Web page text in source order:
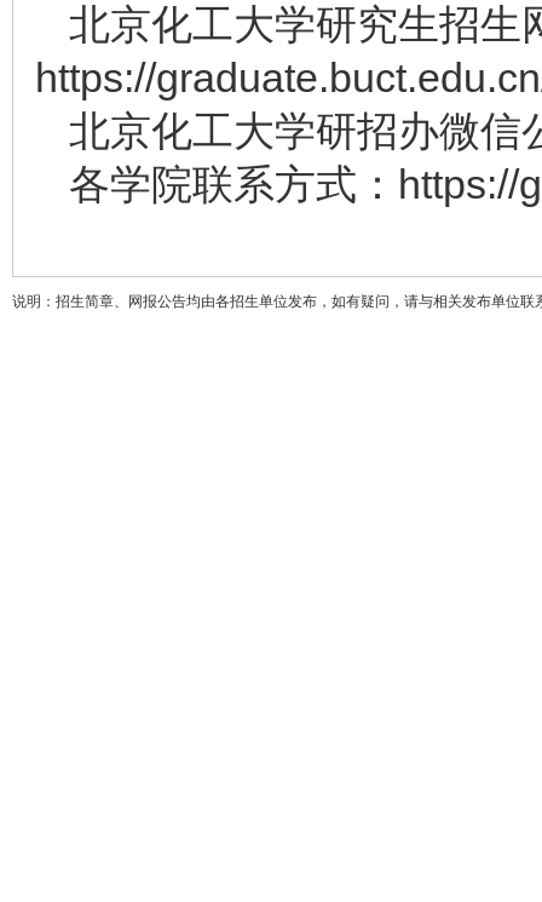
北京化工大学研究生招生
https://
北京化工大学研招办微信
各学院联系方式：https://
说明：招生简章、网报公告均由各招生单位发布，如有疑问，请与相关发布单位